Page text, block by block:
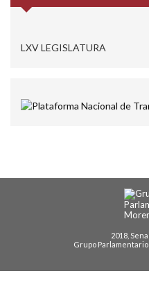
LXV LEGISLATURA
2018,
Grupo